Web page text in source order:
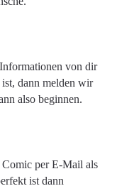
von dir
dann melden wir
also beginnen.
per E-Mail als
ist dann